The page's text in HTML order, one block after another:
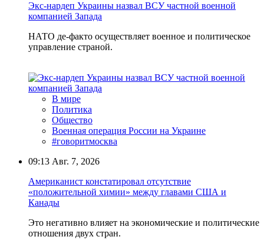
Экс-нардеп Украины назвал ВСУ частной военной
компанией Запада
НАТО де-факто осуществляет военное и политическое
управление страной.
В мире
Политика
Общество
Военная операция России на Украине
#говоритмосква
09:13 Авг. 7, 2026
Американист констатировал отсутствие
«положительной химии» между главами США и
Канады
Это негативно влияет на экономические и политические
отношения двух стран.